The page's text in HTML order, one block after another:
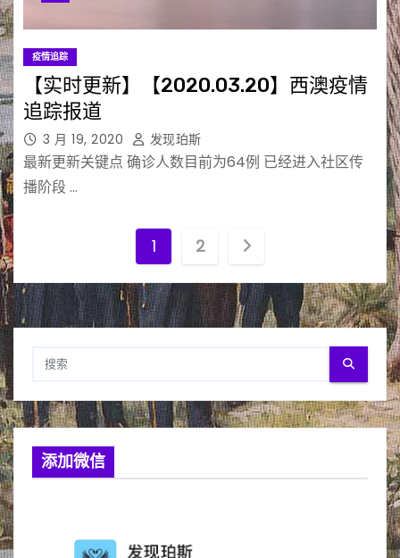
疫情追踪
【实时更新】【2020.03.20】西澳疫情
追踪报道
3 月 19, 2020 发现珀斯
最新更新关键点 确诊人数目前为64例 已经进入社区传
播阶段 …
文
章
分
1 2
添加微信